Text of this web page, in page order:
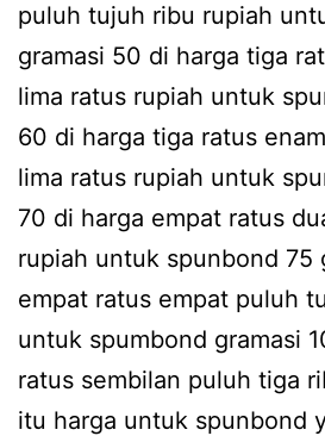
puluh tujuh ribu rupiah
gramasi 50 di harga tiga
lima ratus rupiah untuk
60 di harga tiga ratus
lima ratus rupiah untuk
70 di harga empat ratus
rupiah untuk spunbond 75
empat ratus empat puluh
untuk spumbond gramasi
ratus sembilan puluh tiga
itu harga untuk spunbond